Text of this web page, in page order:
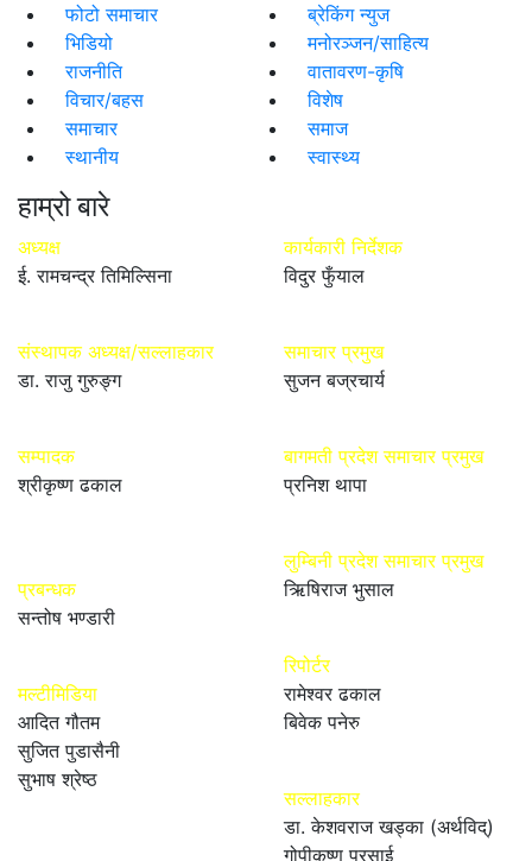
फोटो समाचार
ब्रेकिंग न्युज
भिडियो
मनोरञ्जन/साहित्य
राजनीति
वातावरण-कृषि
विचार/बहस
विशेष
समाचार
समाज
स्थानीय
स्वास्थ्य
हाम्रो बारे
अध्यक्ष
ई. रामचन्द्र तिमिल्सिना
संस्थापक अध्यक्ष/सल्लाहकार
डा. राजु गुरुङ्ग
सम्पादक
श्रीकृष्ण ढकाल
प्रबन्धक
सन्तोष भण्डारी
मल्टीमिडिया
आदित गौतम
सुजित पुडासैनी
सुभाष श्रेष्ठ
कार्यकारी निर्देशक
विदुर फुँयाल
समाचार प्रमुख
सुजन बज्रचार्य
बागमती प्रदेश समाचार प्रमुख
प्रनिश थापा
लुम्बिनी प्रदेश समाचार प्रमुख
ऋिषिराज भुसाल
रिपोर्टर
रामेश्वर ढकाल
बिवेक पनेरु
सल्लाहकार
डा. केशवराज खड्का (अर्थविद्)
गोपीकृष्ण प्रसाई